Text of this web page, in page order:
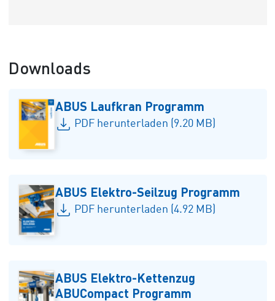
Downloads
ABUS Laufkran Programm
PDF herunterladen (9.20 MB)
ABUS Elektro-Seilzug Programm
PDF herunterladen (4.92 MB)
ABUS Elektro-Kettenzug
ABUCompact Programm